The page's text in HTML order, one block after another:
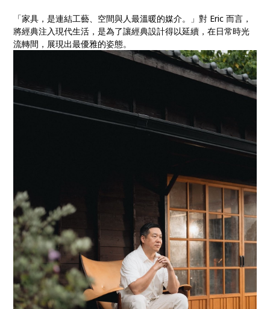
「家具，是連結工藝、空間與人最溫暖的媒介。」對 Eric 而言，
將經典注入現代生活，是為了讓經典設計得以延續，在日常時光
流轉間，展現出最優雅的姿態。